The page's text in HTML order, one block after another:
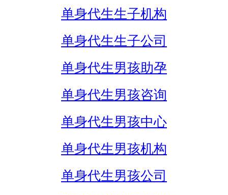
单身代生生子机构
单身代生生子公司
单身代生男孩助孕
单身代生男孩咨询
单身代生男孩中心
单身代生男孩机构
单身代生男孩公司